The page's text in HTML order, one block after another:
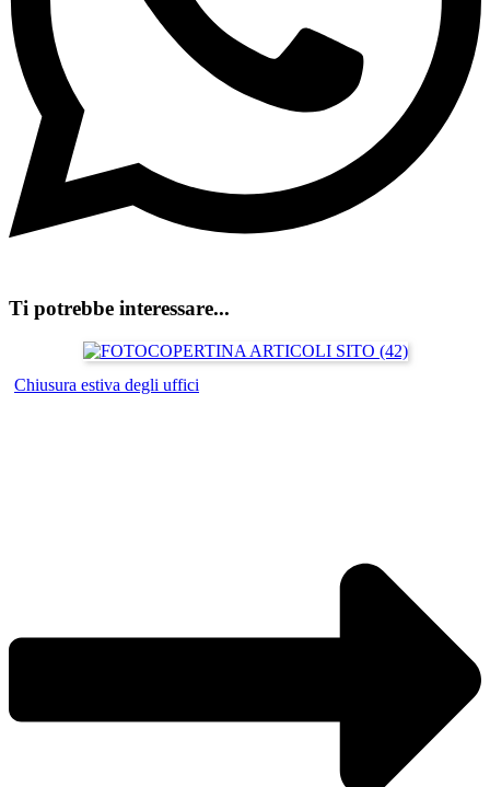
Ti potrebbe interessare...
Chiusura estiva degli uffici